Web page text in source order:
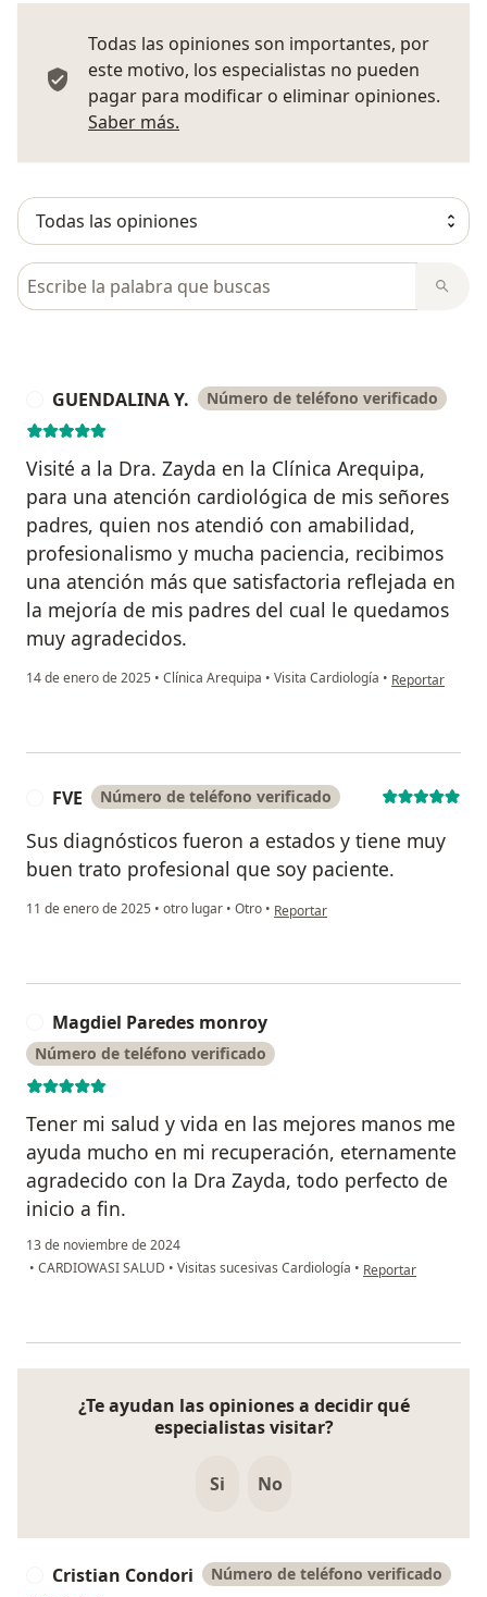
Todas las opiniones son importantes, por
este motivo, los especialistas no pueden
pagar para modificar o eliminar opiniones.
Saber más.
Busca en opiniones
GUENDALINA Y. Número de teléfono verificado
Visité a la Dra. Zayda en la Clínica Arequipa,
para una atención cardiológica de mis señores
padres, quien nos atendió con amabilidad,
profesionalismo y mucha paciencia, recibimos
una atención más que satisfactoria reflejada en
la mejoría de mis padres del cual le quedamos
muy agradecidos.
14 de enero de 2025 • Clínica Arequipa • Visita Cardiología • en opinión del
Reportar
FVE Número de teléfono verificado
Sus diagnósticos fueron a estados y tiene muy
buen trato profesional que soy paciente.
11 de enero de 2025 • otro lugar • Otro • en opinión del usuario FVE
Reportar
Magdiel Paredes monroy
Número de teléfono verificado
Tener mi salud y vida en las mejores manos me
ayuda mucho en mi recuperación, eternamente
agradecido con la Dra Zayda, todo perfecto de
inicio a fin.
13 de noviembre de 2024
• CARDIOWASI SALUD • Visitas sucesivas Cardiología • en opinión del
Reportar
¿Te ayudan las opiniones a decidir qué
especialistas visitar?
Si No
Cristian Condori Número de teléfono verificado